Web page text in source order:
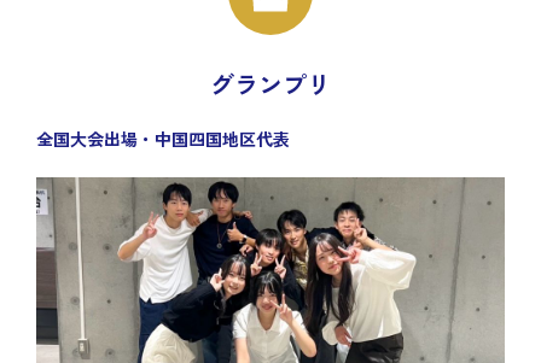
グランプリ
全国大会出場・中国四国地区代表